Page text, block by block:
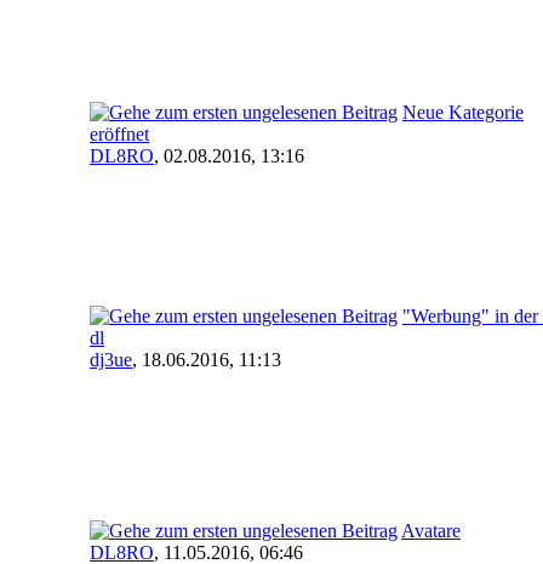
Neue Kategorie
eröffnet
DL8RO, 02.08.2016, 13:16
"Werbung" in der
dl
dj3ue, 18.06.2016, 11:13
Avatare
DL8RO, 11.05.2016, 06:46